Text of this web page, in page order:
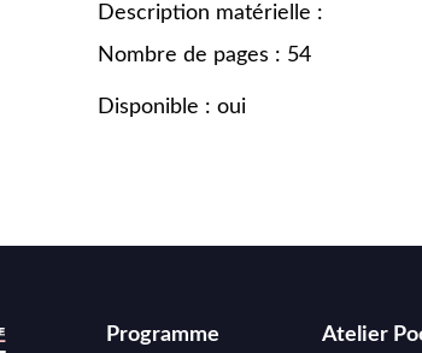
Description matérielle :
Nombre de pages : 54
Disponible : oui
Programme Atelier